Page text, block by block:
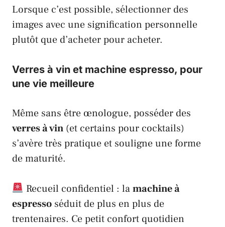
Lorsque c’est possible, sélectionner des
images avec une signification personnelle
plutôt que d’acheter pour acheter.
Verres à vin et machine espresso, pour
une vie meilleure
Même sans être œnologue, posséder des
verres à vin (et certains pour cocktails)
s’avère très pratique et souligne une forme
de maturité.
Recueil confidentiel : lamachine à
espresso séduit de plus en plus de
trentenaires. Ce petit confort quotidien